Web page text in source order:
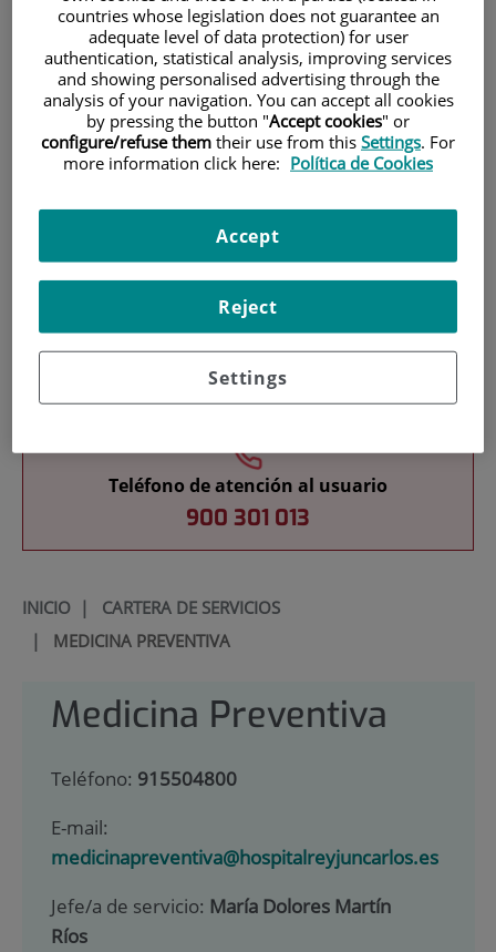
Investigación
Teléfono de atención al usuario
900 301 013
INICIO| CARTERA DE SERVICIOS
| MEDICINA PREVENTIVA
Medicina Preventiva
Teléfono: 915504800
E-mail:
medicinapreventiva@hospitalreyjuncarlos.es
Jefe/a de servicio: María Dolores Martín
Ríos
countries whose legislation does not guarantee an
adequate level of data protection) for user
authentication, statistical analysis, improving services
and showing personalised advertising through the
analysis of your navigation. You can accept all cookies
by pressing the button "Accept cookies" or
configure/refuse them their use from this Settings. For
more information click here: Política de Cookies
Settings
Reject
Accept